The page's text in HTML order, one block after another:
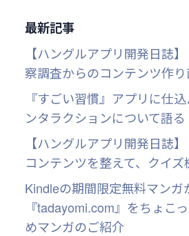
最新記事
【ハングルアプリ開発日誌
察調査からのコンテンツ作
『すごい習慣』アプリに仕
ンタラクションについて語る
【ハングルアプリ開発日誌】
コンテンツを整えて、クイ
Kindleの期間限定無料マンガ
『tadayomi.com』をちょこ
めマンガのご紹介